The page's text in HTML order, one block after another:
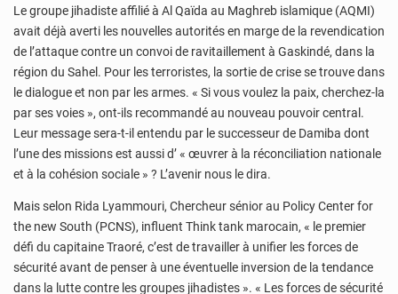
Le groupe jihadiste affilié à Al Qaïda au Maghreb islamique (AQMI)
avait déjà averti les nouvelles autorités en marge de la revendication
de l’attaque contre un convoi de ravitaillement à Gaskindé, dans la
région du Sahel. Pour les terroristes, la sortie de crise se trouve dans
le dialogue et non par les armes. « Si vous voulez la paix, cherchez-la
par ses voies », ont-ils recommandé au nouveau pouvoir central.
Leur message sera-t-il entendu par le successeur de Damiba dont
l’une des missions est aussi d’ « œuvrer à la réconciliation nationale
et à la cohésion sociale » ? L’avenir nous le dira.
Mais selon Rida Lyammouri, Chercheur sénior au Policy Center for
the new South (PCNS), influent Think tank marocain, « le premier
défi du capitaine Traoré, c’est de travailler à unifier les forces de
sécurité avant de penser à une éventuelle inversion de la tendance
dans la lutte contre les groupes jihadistes ». « Les forces de sécurité